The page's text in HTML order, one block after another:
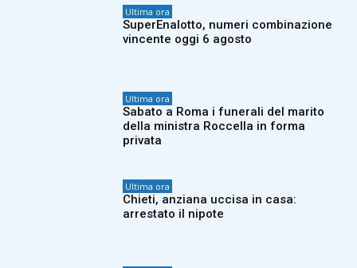
Ultima ora
SuperEnalotto, numeri combinazione
vincente oggi 6 agosto
Ultima ora
Sabato a Roma i funerali del marito
della ministra Roccella in forma
privata
Ultima ora
Chieti, anziana uccisa in casa:
arrestato il nipote